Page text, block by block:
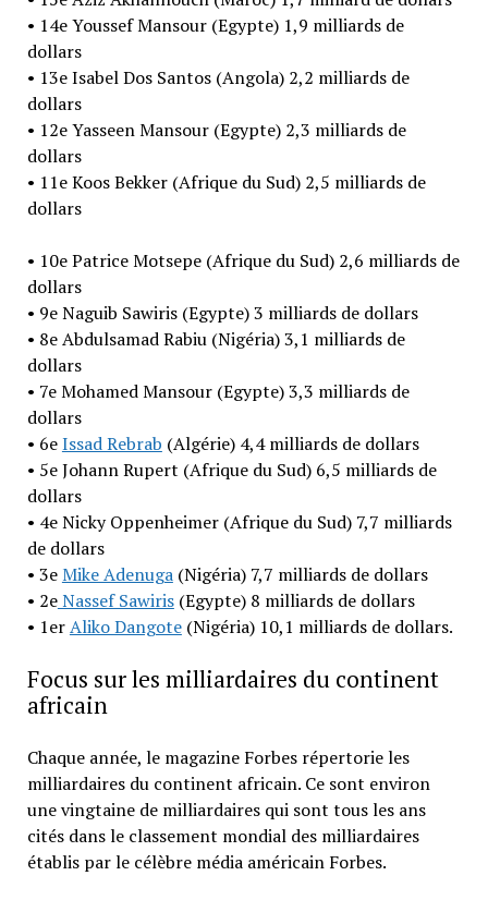
• 14e Youssef Mansour (Egypte) 1,9 milliards de
dollars
• 13e Isabel Dos Santos (Angola) 2,2 milliards de
dollars
• 12e Yasseen Mansour (Egypte) 2,3 milliards de
dollars
• 11e Koos Bekker (Afrique du Sud) 2,5 milliards de
dollars
• 10e Patrice Motsepe (Afrique du Sud) 2,6 milliards de
dollars
• 9e Naguib Sawiris (Egypte) 3 milliards de dollars
• 8e Abdulsamad Rabiu (Nigéria) 3,1 milliards de
dollars
• 7e Mohamed Mansour (Egypte) 3,3 milliards de
dollars
• 6eIssad Rebrab (Algérie) 4,4 milliards de dollars
• 5e Johann Rupert (Afrique du Sud) 6,5 milliards de
dollars
• 4e Nicky Oppenheimer (Afrique du Sud) 7,7 milliards
de dollars
• 3eMike Adenuga(Nigéria) 7,7 milliards de dollars
• 2eNassef Sawiris(Egypte) 8 milliards de dollars
• 1erAliko Dangote(Nigéria) 10,1 milliards de dollars.
Focus sur les milliardaires du continent
africain
Chaque année, le magazine Forbes répertorie les
milliardaires du continent africain. Ce sont environ
une vingtaine de milliardaires qui sont tous les ans
cités dans le classement mondial des milliardaires
établis par le célèbre média américain Forbes.